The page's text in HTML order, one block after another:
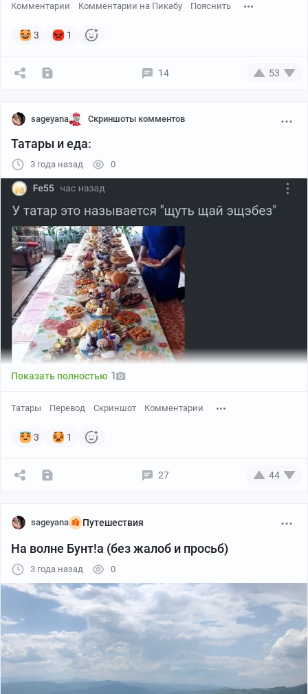
Комментарии Комментарии на Пикабу Пояснить
3 1
14 53
sageyana Скриншоты комментов
Татары и еда:
3 года назад 0
#comment_280760798
Но еще смешне то, что на самом деле то, что на
картинке называется "аш"
И впрямую переводится как СУП :)
Показать полностью 1
Татары Перевод Скриншот Комментарии
3 1
27 44
sageyana Путешествия
На волне Бунт!а (без жалоб и просьб)
3 года назад 0